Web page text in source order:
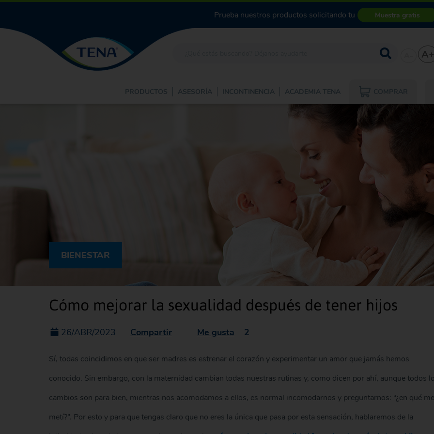
Prueba nuestros productos solicitando tu Muestra gratis
A+
PRODUCTOS ASESORÍA INCONTINENCIA ACADEMIA TENA COMPRAR
BIENESTAR
Cómo mejorar la sexualidad después de tener hijos
26/ABR/2023 Compartir Me gusta 2
Sí, todas coincidimos en que ser madres es estrenar el corazón y experimentar un amor que jamás hemos
conocido. Sin embargo, con la maternidad cambian todas nuestras rutinas y, como dicen por ahí, aunque todos
cambios son para bien, mientras nos acomodamos a ellos, es normal incomodarnos y preguntarnos: “¿en qué me
metí?”. Por esto y para que tengas claro que no eres la única que pasa por esta sensación, hablaremos de la